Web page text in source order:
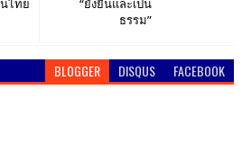
“ยั่งยืนและเป็น
ธรรม”
นไทย
BLOGGER DISQUS FACEBOOK